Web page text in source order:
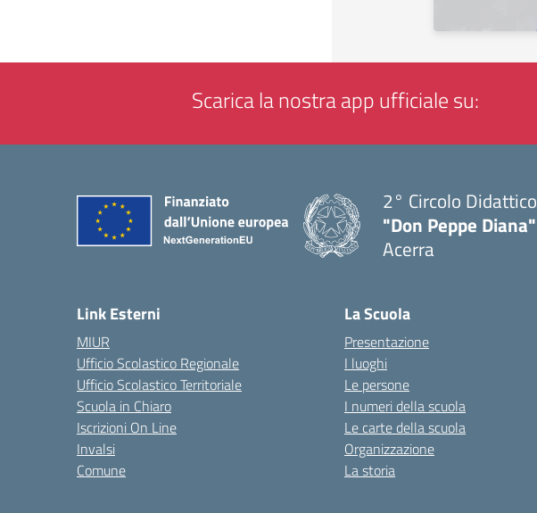
Scarica la nostra app ufficiale su:
2° Circolo Didattico
"Don Peppe Diana"
Acerra
Link Esterni
MIUR
Ufficio Scolastico Regionale
Ufficio Scolastico Territoriale
Scuola in Chiaro
Iscrizioni On Line
Invalsi
Comune
La Scuola
Presentazione
I luoghi
Le persone
I numeri della scuola
Le carte della scuola
Organizzazione
La storia